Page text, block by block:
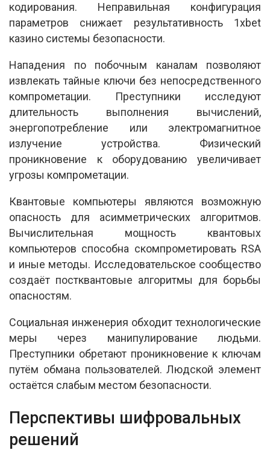
кодирования. Неправильная конфигурация
параметров снижает результативность 1xbet
казино системы безопасности.
Нападения по побочным каналам позволяют
извлекать тайные ключи без непосредственного
компрометации. Преступники исследуют
длительность выполнения вычислений,
энергопотребление или электромагнитное
излучение устройства. Физический
проникновение к оборудованию увеличивает
угрозы компрометации.
Квантовые компьютеры являются возможную
опасность для асимметрических алгоритмов.
Вычислительная мощность квантовых
компьютеров способна скомпрометировать RSA
и иные методы. Исследовательское сообщество
создаёт постквантовые алгоритмы для борьбы
опасностям.
Социальная инженерия обходит технологические
меры через манипулирование людьми.
Преступники обретают проникновение к ключам
путём обмана пользователей. Людской элемент
остаётся слабым местом безопасности.
Перспективы шифровальных
решений